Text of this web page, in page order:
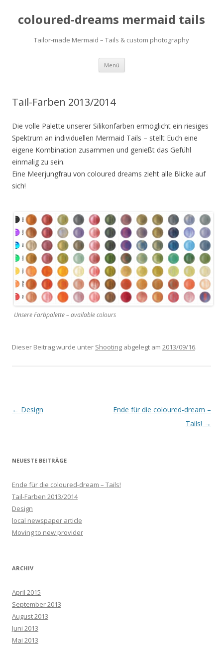
coloured-dreams mermaid tails
Tailor-made Mermaid – Tails & custom photography
Menü Zum
springen
Tail-Farben 2013/2014
Die volle Palette unserer Silikonfarben ermöglicht ein riesiges
Spektrum an individuellen Mermaid Tails – stellt Euch eine
eigene Kombination zusammen und genießt das Gefühl
einmalig zu sein.
Eine Meerjungfrau von coloured dreams zieht alle Blicke auf
sich!
Unsere Farbpalette – available colours
Dieser Beitrag wurde unter Shooting abgelegt am 2013/09/16.
Artikel-
← Design
Ende für die coloured-dream –
Tails! →
NEUESTE BEITRÄGE
Ende für die coloured-dream – Tails!
Tail-Farben 2013/2014
Design
local newspaper article
Moving to new provider
ARCHIV
April 2015
September 2013
August 2013
Juni 2013
Mai 2013